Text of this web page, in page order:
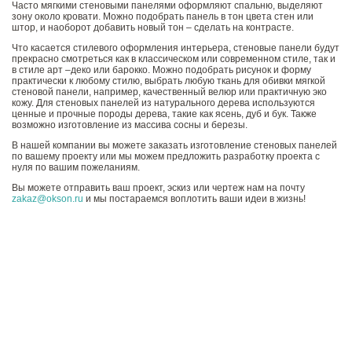
Часто мягкими стеновыми панелями оформляют спальню, выделяют
зону около кровати. Можно подобрать панель в тон цвета стен или
штор, и наоборот добавить новый тон – сделать на контрасте.
Что касается стилевого оформления интерьера, стеновые панели будут
прекрасно смотреться как в классическом или современном стиле, так и
в стиле арт –деко или барокко. Можно подобрать рисунок и форму
практически к любому стилю, выбрать любую ткань для обивки мягкой
стеновой панели, например, качественный велюр или практичную эко
кожу. Для стеновых панелей из натурального дерева используются
ценные и прочные породы дерева, такие как ясень, дуб и бук. Также
возможно изготовление из массива сосны и березы.
В нашей компании вы можете заказать изготовление стеновых панелей
по вашему проекту или мы можем предложить разработку проекта с
нуля по вашим пожеланиям.
Вы можете отправить ваш проект, эскиз или чертеж нам на почту
zakaz@okson.ru и мы постараемся воплотить ваши идеи в жизнь!